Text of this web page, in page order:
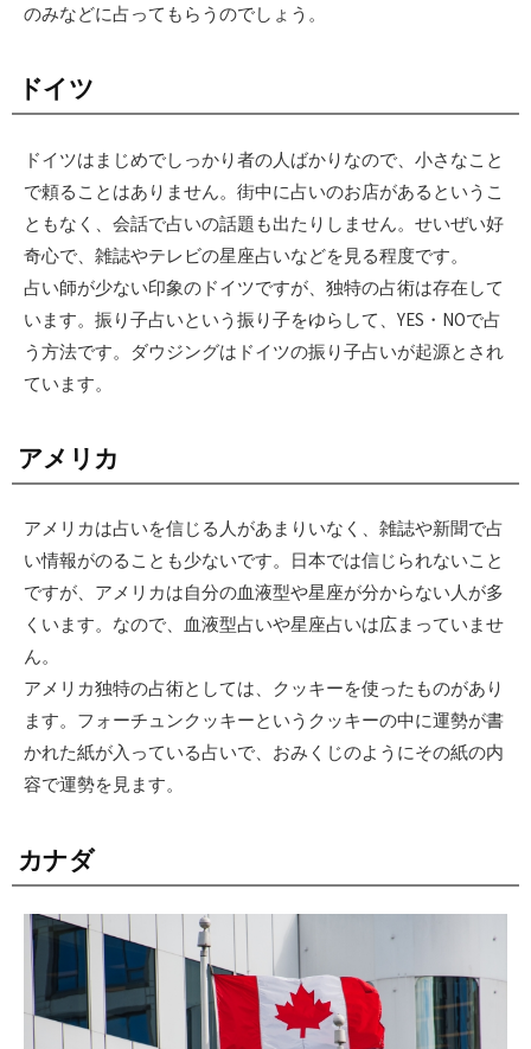
のみなどに占ってもらうのでしょう。
ドイツ
ドイツはまじめでしっかり者の人ばかりなので、小さなこと
で頼ることはありません。街中に占いのお店があるというこ
ともなく、会話で占いの話題も出たりしません。せいぜい好
奇心で、雑誌やテレビの星座占いなどを見る程度です。
占い師が少ない印象のドイツですが、独特の占術は存在して
います。振り子占いという振り子をゆらして、YES・NOで占
う方法です。ダウジングはドイツの振り子占いが起源とされ
ています。
アメリカ
アメリカは占いを信じる人があまりいなく、雑誌や新聞で占
い情報がのることも少ないです。日本では信じられないこと
ですが、アメリカは自分の血液型や星座が分からない人が多
くいます。なので、血液型占いや星座占いは広まっていませ
ん。
アメリカ独特の占術としては、クッキーを使ったものがあり
ます。フォーチュンクッキーというクッキーの中に運勢が書
かれた紙が入っている占いで、おみくじのようにその紙の内
容で運勢を見ます。
カナダ